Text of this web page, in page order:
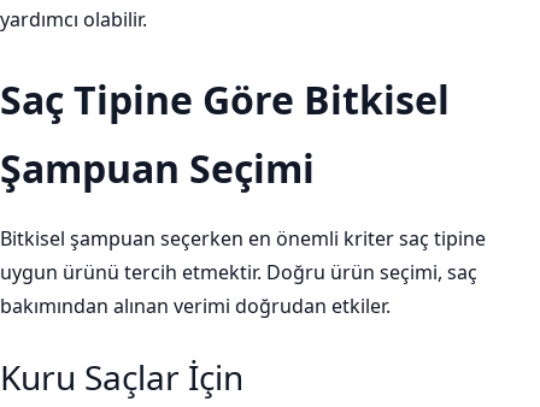
yardımcı olabilir.
Saç Tipine Göre Bitkisel
Şampuan Seçimi
Bitkisel şampuan seçerken en önemli kriter saç tipine
uygun ürünü tercih etmektir. Doğru ürün seçimi, saç
bakımından alınan verimi doğrudan etkiler.
Kuru Saçlar İçin